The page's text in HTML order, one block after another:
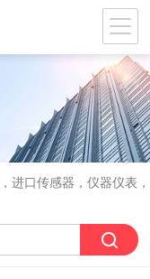
进口传感器，仪器仪表